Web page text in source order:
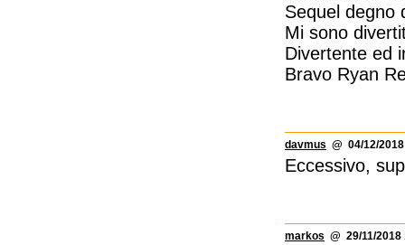
Sequel degno
Mi sono
Divertente ed
Bravo Ryan
davmus @ 04/12/
Eccessivo,
markos @ 29/11/2018